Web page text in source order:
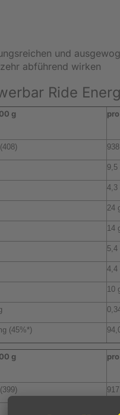
und
abführend wirken
Ride
g
9,5
4,3
24
14
5,4
4,4
10
(45%*)
g